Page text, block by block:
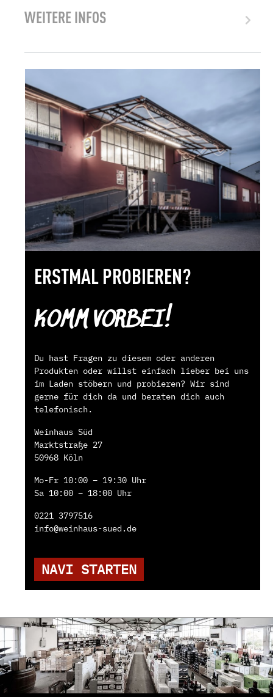
WEITERE INFOS
ERSTMAL PROBIEREN?
KOMM VORBEI!
Du hast Fragen zu diesem oder anderen
Produkten oder willst einfach lieber bei uns
im Laden stöbern und probieren? Wir sind
gerne für dich da und beraten dich auch
telefonisch.
Weinhaus Süd
Marktstraße 27
50968 Köln
Mo-Fr 10:00 – 19:30 Uhr
Sa 10:00 – 18:00 Uhr
0221 3797516
info@weinhaus-sued.de
NAVI STARTEN